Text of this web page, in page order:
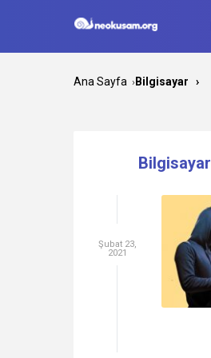
Ana Sayfa › Bilgisayar ›
Bilgisayar
Şubat 23,
2021